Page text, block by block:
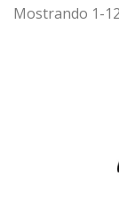
Mostrando 1-